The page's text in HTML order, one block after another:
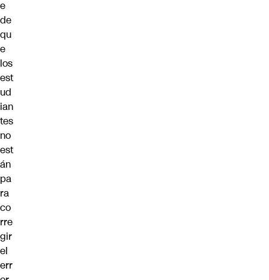
e
de
qu
e
los
est
ud
ian
tes
no
est
án
pa
ra
co
rre
gir
el
err